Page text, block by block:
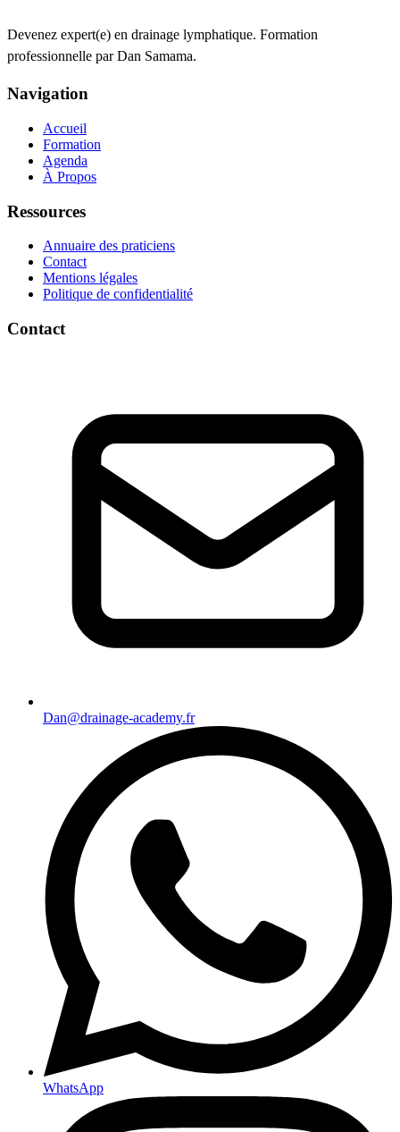
Devenez expert(e) en drainage lymphatique. Formation
professionnelle par Dan Samama.
Navigation
Accueil
Formation
Agenda
À Propos
Ressources
Annuaire des praticiens
Contact
Mentions légales
Politique de confidentialité
Contact
Dan@drainage-academy.fr
WhatsApp